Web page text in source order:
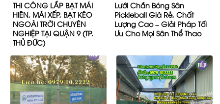
THI CÔNG LẮP BẠT MÁI
HIÊN, MÁI XẾP, BẠT KÉO
NGOÀI TRỜI CHUYÊN
NGHIỆP TẠI QUẬN 9 (TP.
THỦ ĐỨC)
Lưới Chắn Bóng Sân
Pickleball Giá Rẻ, Chất
Lượng Cao – Giải Pháp Tối
Ưu Cho Mọi Sân Thể Thao